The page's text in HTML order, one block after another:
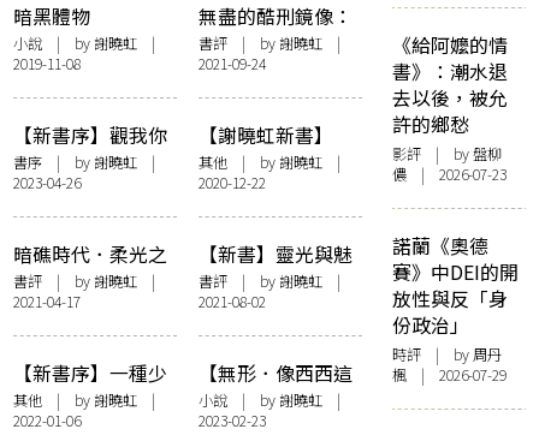
暗黑體物
小說 | by 謝曉虹 |
2019-11-08
無盡的酷刑鏡像：
讀劉綺華的《失
語》
書評| by 謝曉虹 |
2021-09-24
【新書序】觀我你
妳他她之苦：讀李
智良的《渡日若渡
海》
書序 | by 謝曉虹 |
2023-04-26
【謝曉虹新書】
《無遮鬼》編者前
言及後記－－抓
住、接過並認出那
熟悉的事物
其他| by 謝曉虹 |
2020-12-22
暗礁時代．柔光之
愛──讀王証恒
《南歸貨車》
書評 | by 謝曉虹 |
2021-04-17
【新書】靈光與魅
影：後佔領時代的
文藝後青年 —— 讀
紅眼的《伽藍號
角》
書評| by 謝曉虹 |
2021-08-02
【新書序】一種少
數文學的逃逸——
讀沐羽的《煙街》
其他 | by 謝曉虹 |
2022-01-06
【無形．像西西這
樣的一個女子】象
是笨蛋
小說| by 謝曉虹 |
2023-02-23
《給阿嬤的情
書》：潮水退
去以後，被允
許的鄉愁
影評 | by 盤柳
儂 | 2026-07-23
諾蘭《奧德
賽》中DEI的開
放性與反「身
份政治」
時評 | by周丹
楓 | 2026-07-29